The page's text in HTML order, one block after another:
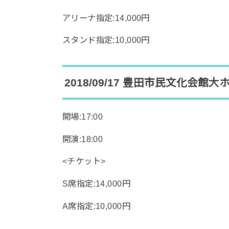
アリーナ指定:14,000円
スタンド指定:10,000円
2018/09/17 豊田市民文化会館大
開場:17:00
開演:18:00
<チケット>
S席指定:14,000円
A席指定:10,000円